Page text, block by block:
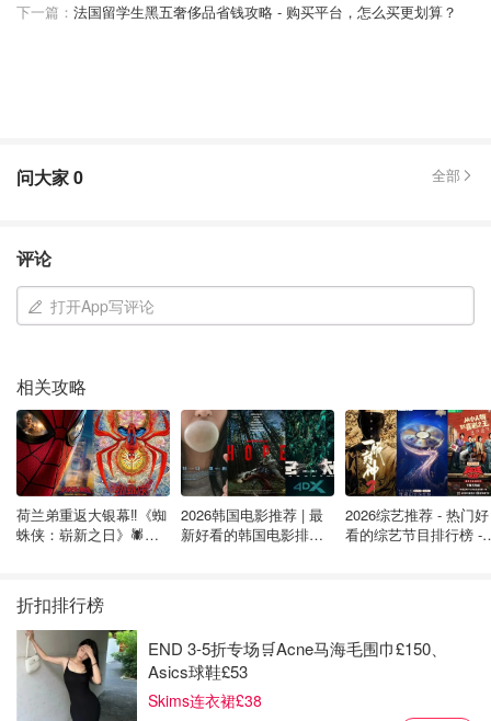
下一篇： 法国留学生黑五奢侈品省钱攻略 - 购买平台，怎么买更划算？
问大家0 全部
评论
打开App写评论
相关攻略
荷兰弟重返大银幕‼️《蜘
蛛侠：崭新之日》🕷️北
2026韩国电影推荐 | 最
新好看的韩国电影排行
2026综艺推荐 - 热门好
看的综艺节目排行榜 -
折扣排行榜
END 3-5折专场🛒Acne马海毛围巾£150、
Asics球鞋£53
Skims连衣裙£38